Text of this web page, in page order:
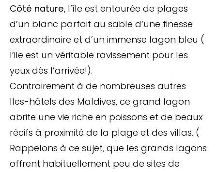
Côté nature, l’île est entourée de plages
d’un blanc parfait au sable d’une finesse
extraordinaire et d’un immense lagon bleu (
l’ile est un véritable ravissement pour les
yeux dès l’arrivée!).
Contrairement à de nombreuses autres
Iles-hôtels des Maldives, ce grand lagon
abrite une vie riche en poissons et de beaux
récifs à proximité de la plage et des villas. (
Rappelons à ce sujet, que les grands lagons
offrent habituellement peu de sites de